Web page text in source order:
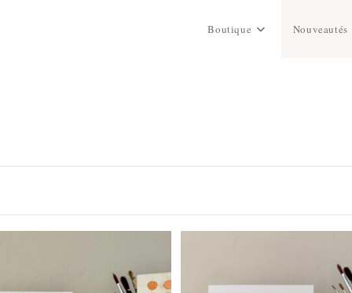
Boutique Nouveautés